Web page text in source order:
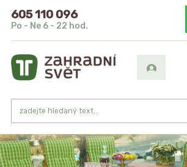
605 110 096
Po - Ne 6 - 22 hod.